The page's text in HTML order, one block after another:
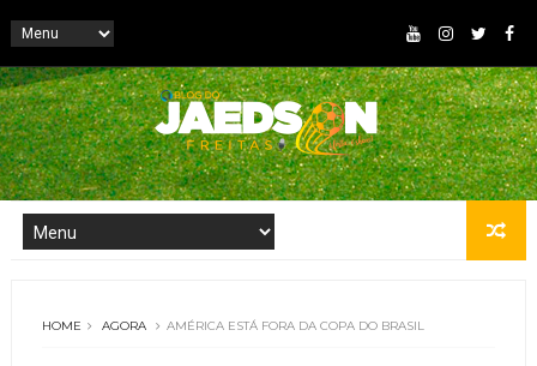
HOME AGORA AMÉRICA ESTÁ FORA DA COPA DO BRASIL